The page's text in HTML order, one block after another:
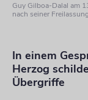
Guy Gilboa-Dalal am
nach seiner
In einem
Herzog
Übergriffe